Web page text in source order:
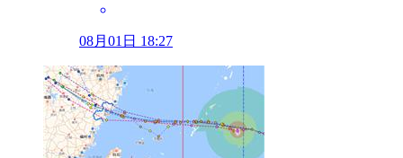
08月01日 18:27